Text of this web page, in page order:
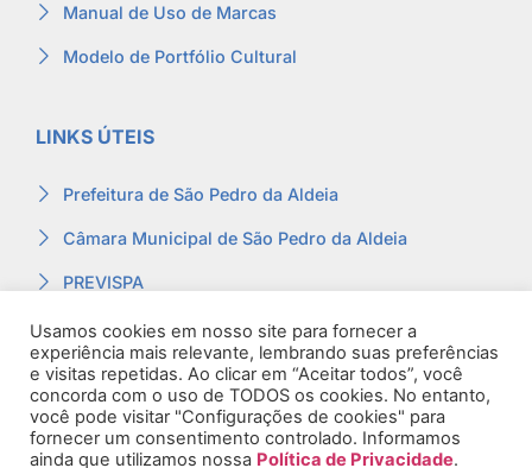
Manual de Uso de Marcas
Modelo de Portfólio Cultural
LINKS ÚTEIS
Prefeitura de São Pedro da Aldeia
Câmara Municipal de São Pedro da Aldeia
PREVISPA
Ouvidoria
Contracheque
Webmail
Usamos cookies em nosso site para fornecer a
experiência mais relevante, lembrando suas preferências
e visitas repetidas. Ao clicar em “Aceitar todos”, você
concorda com o uso de TODOS os cookies. No entanto,
você pode visitar "Configurações de cookies" para
fornecer um consentimento controlado. Informamos
ainda que utilizamos nossa Política de Privacidade.